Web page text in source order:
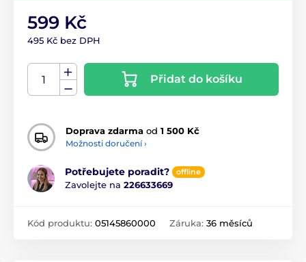
599 Kč
495 Kč bez DPH
Přidat do košíku
Doprava zdarma od 1 500 Kč
Možnosti doručení ›
Potřebujete poradit? offline
Zavolejte na 226633669
Kód produktu: 05145860000 Záruka: 36 měsíců